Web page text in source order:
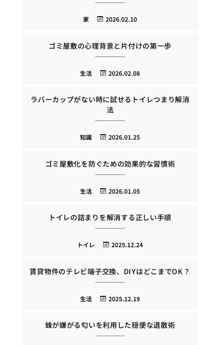
2026.02.10
家
ゴミ屋敷の心理背景と片付けの第一歩
2026.02.08
生活
ラバーカップがない時に試せるトイレつまり解消
法
2026.01.25
知識
ゴミ屋敷化を防ぐための効果的な習慣術
2026.01.05
生活
トイレの詰まりを解消する正しい手順
2025.12.24
トイレ
賃貸物件のテレビ端子交換、DIYはどこまでOK？
2025.12.19
生活
蜂が嫌がる匂いを利用した穏便な退散術